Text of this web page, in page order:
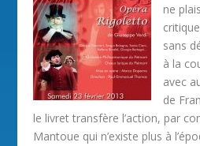
ne
sans
à la
avec
de
le livret transfère l’action, par
Mantoue qui n’existe plus à